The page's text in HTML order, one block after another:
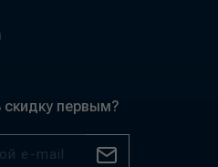
скидку первым?